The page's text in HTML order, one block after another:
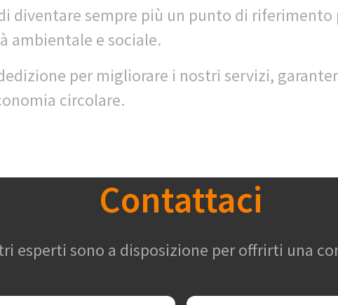
diventare sempre più un punto di riferimento
ambientale e sociale.
per migliorare i nostri servizi,
circolare.
Contattaci
esperti sono a disposizione per offrirti una